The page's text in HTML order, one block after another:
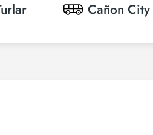
Cañon City